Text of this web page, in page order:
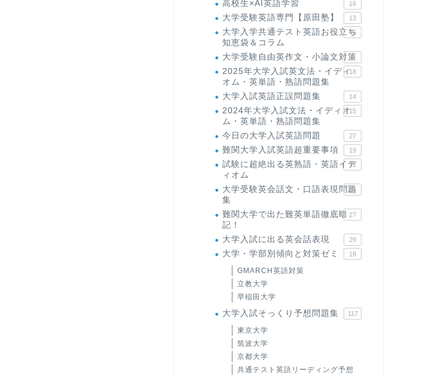
高校生×AI英語学習 16
大学受験英語専門【原田塾】 13
大学入学共通テスト英語お役立ち
知恵袋＆コラム
45
大学受験自由英作文・小論文対策
8
2025年大学入試英文法・イディ
オム・英単語・熟語問題集
18
大学入試英語正誤問題集 14
2024年大学入試文法・イディオ
ム・英単語・熟語問題集
15
今日の大学入試英語問題 27
難関大学入試英語超重要事項 19
試験に超絶出る英熟語・英語イデ
ィオム
71
大学受験英会話文・口語表現問題
集
35
難関大学で出た難英単語徹底暗
記！
27
大学入試に出る英会話表現 29
大学・学部別傾向と対策ゼミ 18
GMARCH英語対策
立教大学
早稲田大学
大学入試そっくり予想問題集 117
東京大学
筑波大学
京都大学
共通テスト英語リーディング予想